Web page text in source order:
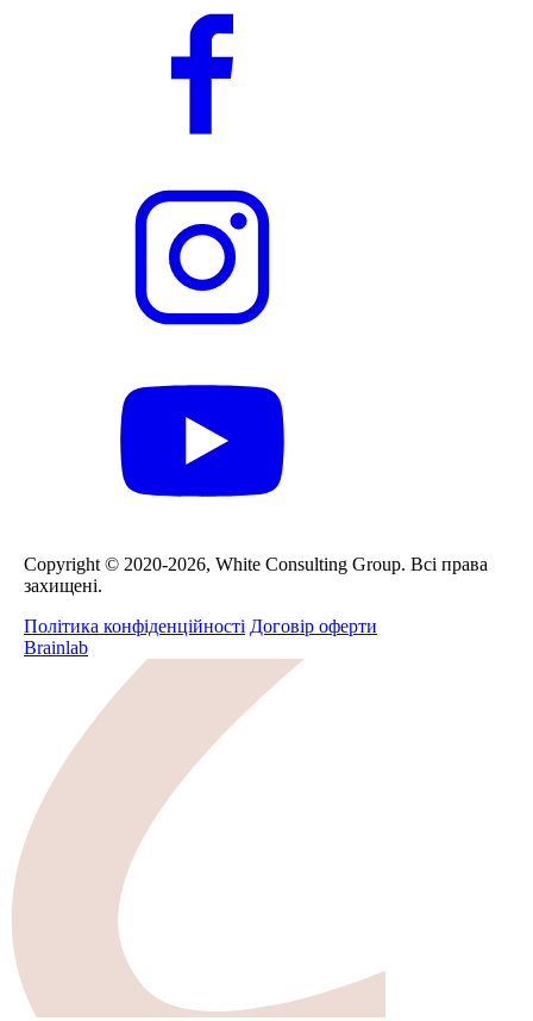
Сopyright © 2020-2026, White Consulting Group. Всі права
захищені.
Політика конфіденційності Договір оферти
Brainlab